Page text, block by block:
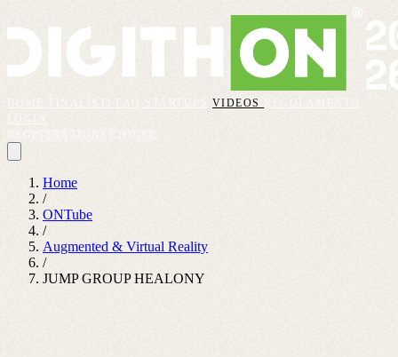
VIDEOS
REGOLAMENTO
Home
/
ONTube
/
Augmented & Virtual Reality
/
JUMP GROUP HEALONY